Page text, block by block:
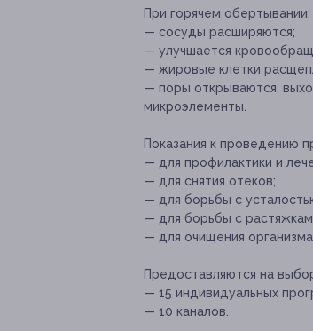
При горячем обертывании:
— сосуды расширяются;
— улучшается
— жировые клетки
— поры открываются,
микроэлементы.
Показания к проведению
— для профилактики и
— для снятия отеков;
— для борьбы с
— для борьбы с
— для очищения
Предоставляются на
— 15 индивидуальных
— 10 каналов.